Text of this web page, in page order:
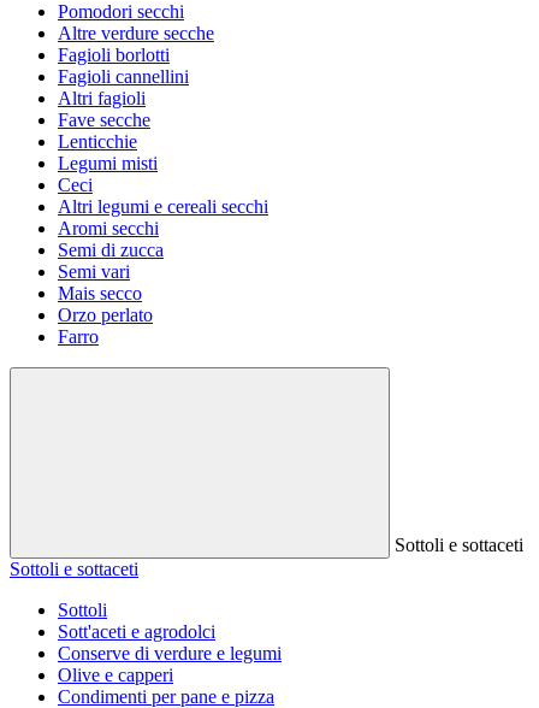
Pomodori secchi
Altre verdure secche
Fagioli borlotti
Fagioli cannellini
Altri fagioli
Fave secche
Lenticchie
Legumi misti
Ceci
Altri legumi e cereali secchi
Aromi secchi
Semi di zucca
Semi vari
Mais secco
Orzo perlato
Farro
Sottoli e sottaceti
Sottoli e sottaceti
Sottoli
Sott'aceti e agrodolci
Conserve di verdure e legumi
Olive e capperi
Condimenti per pane e pizza